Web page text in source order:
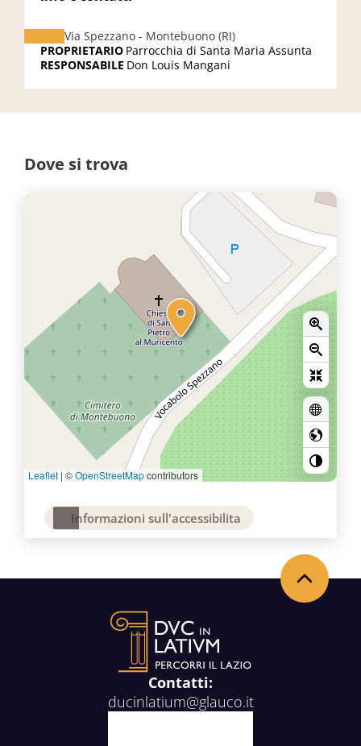
Via Spezzano - Montebuono (RI)
PROPRIETARIO Parrocchia di Santa Maria Assunta
RESPONSABILE Don Louis Mangani
Dove si trova
Leaflet | ©OpenStreetMapcontributors
Informazioni sull'accessibilita
Contatti:
ducinlatium@glauco.it
Torna in alto